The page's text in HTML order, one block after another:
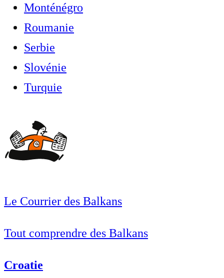
Monténégro
Roumanie
Serbie
Slovénie
Turquie
Le Courrier des Balkans
Tout comprendre des Balkans
Croatie